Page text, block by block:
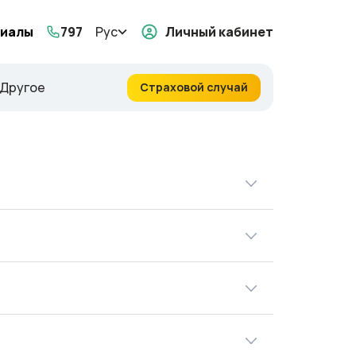
797 Рус Личный кабинет
Другое Страховой случай